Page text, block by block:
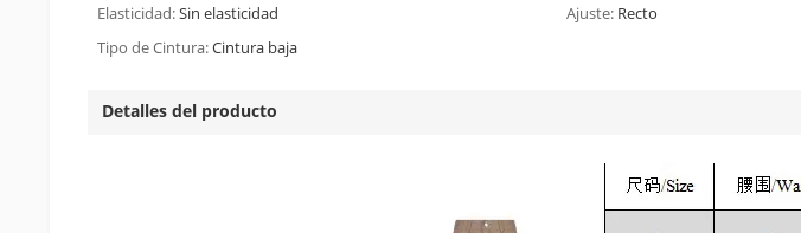
Elasticidad:Sin elasticidad Ajuste: Recto
Tipo de Cintura:Cintura baja
Detalles del producto